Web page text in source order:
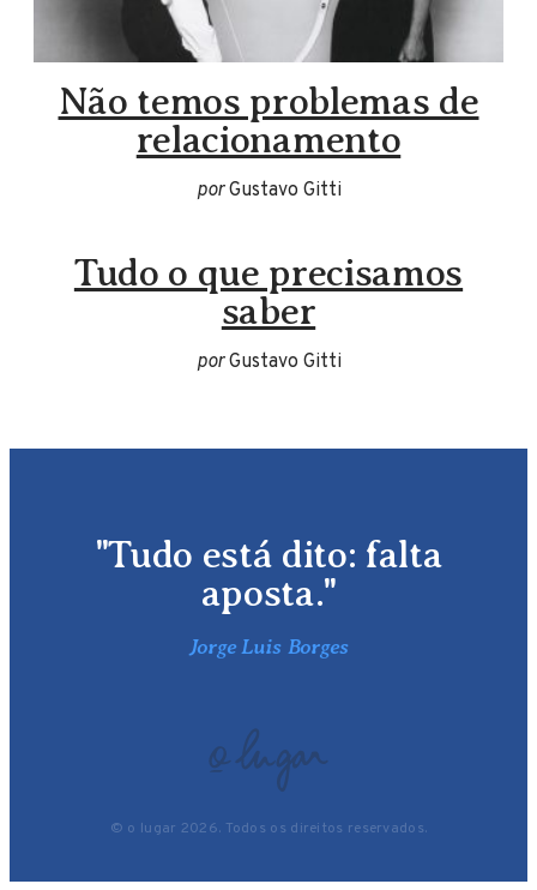
Não temos problemas de
relacionamento
porGustavo Gitti
Tudo o que precisamos
saber
porGustavo Gitti
"Tudo está dito: falta
aposta."
Jorge Luis Borges
© o lugar 2026. Todos os direitos reservados.